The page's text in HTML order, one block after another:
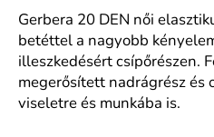
Gerbera 20 DEN női
betéttel a nagyobb
illeszkedésért csípőrészen.
megerősített nadrágrész és
viseletre és munkába is.
NŐI
STRETCH
NARCIS
15